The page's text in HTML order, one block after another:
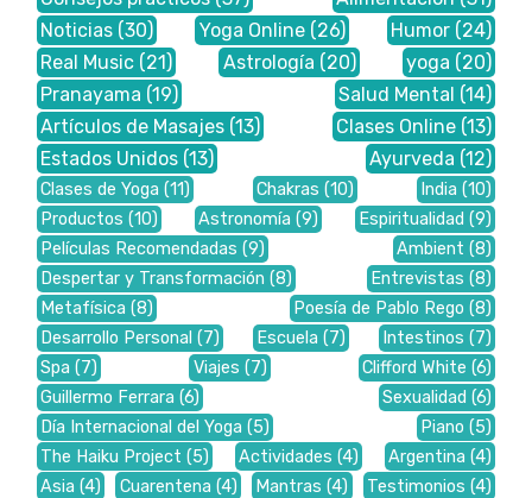
Noticias (30) Yoga Online (26) Humor (24)
Real Music (21) Astrología (20) yoga (20)
Pranayama (19) Salud Mental (14)
Artículos de Masajes (13) Clases Online (13)
Estados Unidos (13) Ayurveda (12)
Clases de Yoga (11) Chakras (10) India (10)
Productos (10) Astronomía (9) Espiritualidad (9)
Películas Recomendadas (9) Ambient (8)
Despertar y Transformación (8) Entrevistas (8)
Metafísica (8) Poesía de Pablo Rego (8)
Desarrollo Personal (7) Escuela (7) Intestinos (7)
Spa (7) Viajes (7) Clifford White (6)
Guillermo Ferrara (6) Sexualidad (6)
Día Internacional del Yoga (5) Piano (5)
The Haiku Project (5) Actividades (4) Argentina (4)
Asia (4) Cuarentena (4) Mantras (4) Testimonios (4)